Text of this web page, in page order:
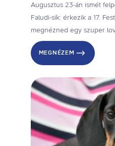
Augusztus 23-án ismét
Faludi-sík: érkezik a 17.
megnézned egy szuper
MEGNÉZEM